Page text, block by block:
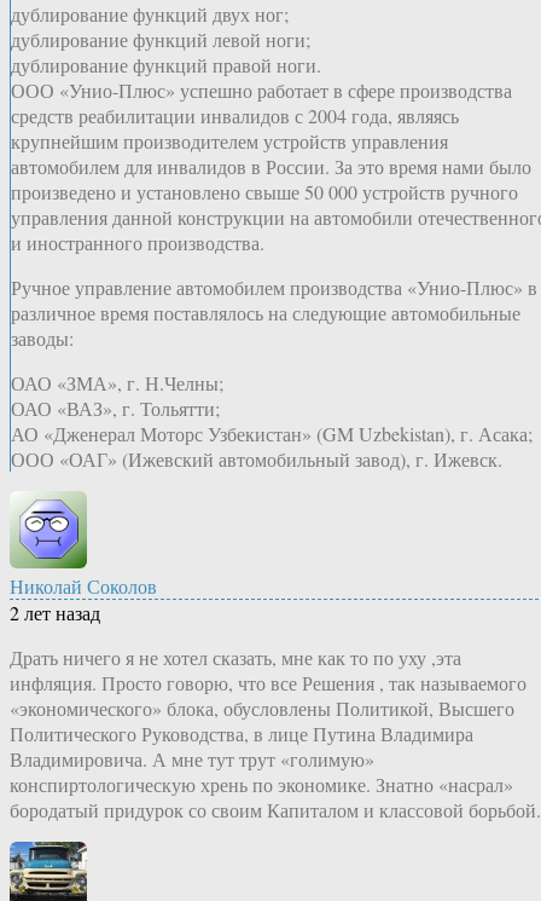
дублирование функций двух ног;
дублирование функций левой ноги;
дублирование функций правой ноги.
ООО «Унио-Плюс» успешно работает в сфере производства
средств реабилитации инвалидов с 2004 года, являясь
крупнейшим производителем устройств управления
автомобилем для инвалидов в России. За это время нами было
произведено и установлено свыше 50 000 устройств ручного
управления данной конструкции на автомобили
и иностранного производства.
Ручное управление автомобилем производства «Унио-Плюс» в
различное время поставлялось на следующие автомобильные
заводы:
ОАО «ЗМА», г. Н.Челны;
ОАО «ВАЗ», г. Тольятти;
АО «Дженерал Моторс Узбекистан» (GM Uzbekistan), г. Асака;
ООО «ОАГ» (Ижевский автомобильный завод), г. Ижевск.
Николай Соколов
2 лет назад
Драть ничего я не хотел сказать, мне как то по уху ,эта
инфляция. Просто говорю, что все Решения , так называемого
«экономического» блока, обусловлены Политикой, Высшего
Политического Руководства, в лице Путина Владимира
Владимировича. А мне тут трут «голимую»
конспиртологическую хрень по экономике. Знатно «насрал»
бородатый придурок со своим Капиталом и классовой борьбой.